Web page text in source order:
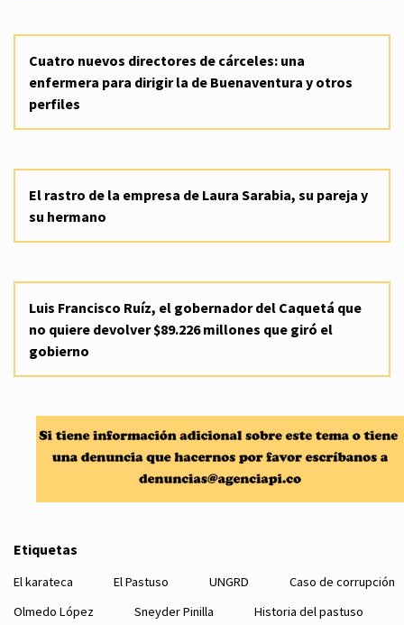
Cuatro nuevos directores de cárceles: una
enfermera para dirigir la de Buenaventura y otros
perfiles
El rastro de la empresa de Laura Sarabia, su pareja y
su hermano
Luis Francisco Ruíz, el gobernador del Caquetá que
no quiere devolver $89.226 millones que giró el
gobierno
Etiquetas
El karateca El Pastuso UNGRD
Caso de corrupción
Olmedo López
Sneyder Pinilla Historia del pastuso